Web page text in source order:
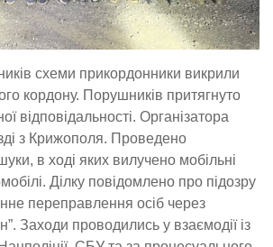
схеми прикордонники викрили
кордону. Порушників притягнуто
відповідальності. Організатора
з Крижополя. Проведено
в ході яких вилучено мобільні
Ділку повідомлено про підозру
переправлення осіб через
Заходи проводились у взаємодії із